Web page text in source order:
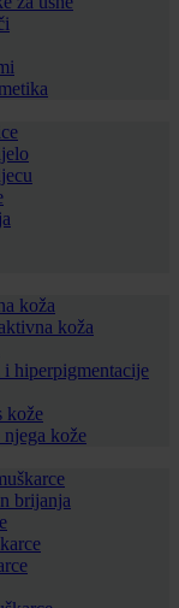
koža
koža
hiperpigmentacije
kože
njega kože
brijanja